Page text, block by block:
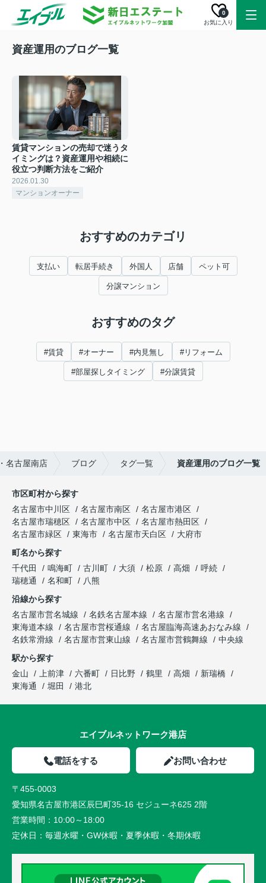
お気に入り
0
資産運用のブログ一覧
賃貸マンションの売却で迷うタ
イミングは？資産運用や相続に
役立つ判断方法をご紹介
2026.01.30
マンションオーナー
おすすめのカテゴリ
支払い 転居手続き 外国人 店舗 ペット可
分譲マンション
おすすめのタグ
#賃貸 #オーナー #内見無し #リフォーム
#部屋探しタイミング #分譲賃貸
名古屋南店 ブログ タグ一覧 資産運用のブログ一覧
市区町村から探す
名古屋市中川区
名古屋市南区
名古屋市港区
名古屋市瑞穂区
名古屋市中区
名古屋市熱田区
名古屋市緑区
東海市 名古屋市天白区
大府市
町名から探す
千代田
鳴海町 古川町 大須 松原 高畑
呼続
瑞穂通
名和町
八熊
沿線から探す
名古屋市営名城線
名鉄名古屋本線
名古屋市営名港線
東海道本線
名古屋市営桜通線
名古屋臨海高速あおなみ線
名鉄常滑線
名古屋市営東山線 名古屋市営鶴舞線
中央線
駅から探す
金山
上前津 六番町 日比野 鶴里 高畑
新瑞橋
東海通
堀田 港北
エイブルネットワーク港店
電話をする お問い合わせ
〒455-0003
愛知県名古屋市港区辰巳町35-16 セジューネ625 2階
営業時間： 10:00～18:00
定休日： 毎週水曜・GW休暇・夏季休暇・冬期休暇